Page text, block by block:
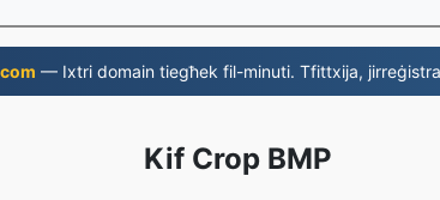
— Ixtri domain tiegħek fil-minuti. Tfittxija,
Kif Crop BMP